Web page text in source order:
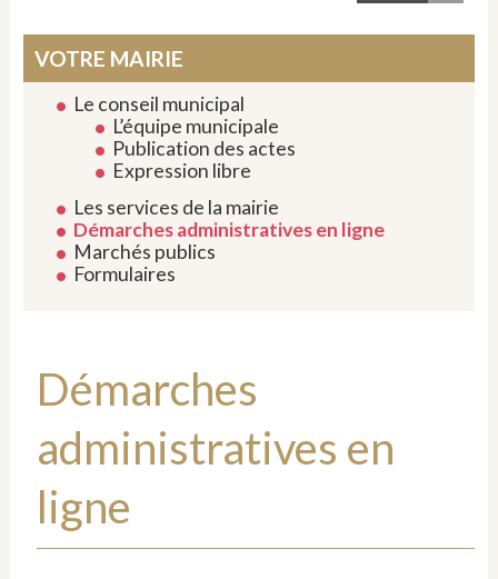
VOTRE MAIRIE
Le conseil municipal
L’équipe municipale
Publication des actes
Expression libre
Les services de la mairie
Démarches administratives en ligne
Marchés publics
Formulaires
Démarches
administratives en
ligne